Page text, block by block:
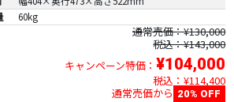
60kg
通常売価：¥130,000
税込：¥143,000
キャンペーン特価： ¥104,000
税込：¥114,400
通常売価から 20% OFF